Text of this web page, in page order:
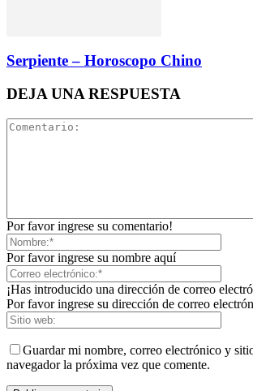
Serpiente – Horoscopo Chino
DEJA UNA RESPUESTA
Por favor ingrese su comentario!
Por favor ingrese su nombre aquí
¡Has introducido una dirección de correo
Por favor ingrese su dirección de correo
Guardar mi nombre, correo electrónico y
navegador la próxima vez que comente.